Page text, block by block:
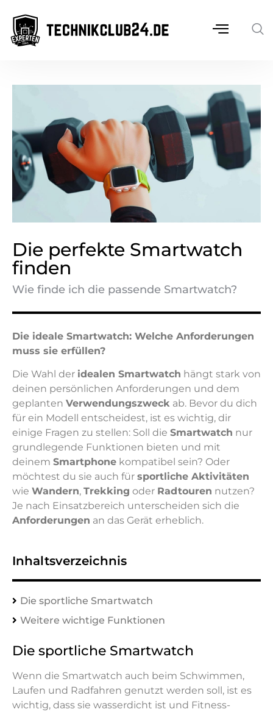
Die perfekte Smartwatch
finden
Wie finde ich die passende Smartwatch?
Die ideale Smartwatch: Welche Anforderungen
muss sie erfüllen?
Die Wahl der idealen Smartwatch hängt stark von
deinen persönlichen Anforderungen und dem
geplanten Verwendungszweck ab. Bevor du dich
für ein Modell entscheidest, ist es wichtig, dir
einige Fragen zu stellen: Soll die Smartwatch nur
grundlegende Funktionen bieten und mit
deinem Smartphone kompatibel sein? Oder
möchtest du sie auch für sportliche Aktivitäten
wie Wandern, Trekking oder Radtouren nutzen?
Je nach Einsatzbereich unterscheiden sich die
Anforderungen an das Gerät erheblich.
Inhaltsverzeichnis
Die sportliche Smartwatch
Weitere wichtige Funktionen
Die sportliche Smartwatch
Wenn die Smartwatch auch beim Schwimmen,
Laufen und Radfahren genutzt werden soll, ist es
wichtig, dass sie wasserdicht ist und Fitness-